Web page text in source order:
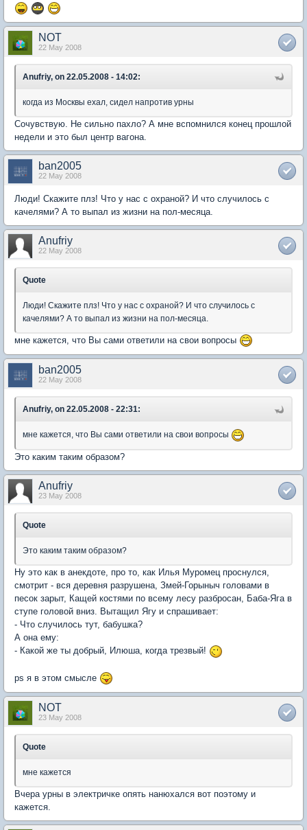
NOT
22 May 2008
Anufriy, on 22.05.2008 - 14:02:
когда из Москвы ехал, сидел напротив урны
Сочувствую. Не сильно пахло? А мне вспомнился конец прошлой
недели и это был центр вагона.
ban2005
22 May 2008
Люди! Скажите плз! Что у нас с охраной? И что случилось с
качелями? А то выпал из жизни на пол-месяца.
Anufriy
22 May 2008
Quote
Люди! Скажите плз! Что у нас с охраной? И что случилось с
качелями? А то выпал из жизни на пол-месяца.
мне кажется, что Вы сами ответили на свои вопросы
ban2005
22 May 2008
Anufriy, on 22.05.2008 - 22:31:
мне кажется, что Вы сами ответили на свои вопросы
Это каким таким образом?
Anufriy
23 May 2008
Quote
Это каким таким образом?
Ну это как в анекдоте, про то, как Илья Муромец проснулся,
смотрит - вся деревня разрушена, Змей-Горыныч головами в
песок зарыт, Кащей костями по всему лесу разбросан, Баба-Яга в
ступе головой вниз. Вытащил Ягу и спрашивает:
- Что случилось тут, бабушка?
А она ему:
- Какой же ты добрый, Илюша, когда трезвый!
ps я в этом смысле
NOT
23 May 2008
Quote
мне кажется
Вчера урны в электричке опять нанюхался вот поэтому и
кажется.